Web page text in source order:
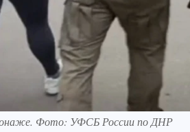
Фото: УФСБ России по ДНР